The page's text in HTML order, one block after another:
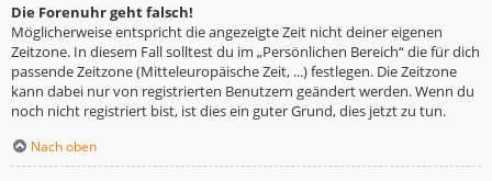
Die Forenuhr geht falsch!
Möglicherweise entspricht die angezeigte Zeit nicht deiner eigenen
Zeitzone. In diesem Fall solltest du im „Persönlichen Bereich“ die für dich
passende Zeitzone (Mitteleuropäische Zeit, ...) festlegen. Die Zeitzone
kann dabei nur von registrierten Benutzern geändert werden. Wenn du
noch nicht registriert bist, ist dies ein guter Grund, dies jetzt zu tun.
Nach oben